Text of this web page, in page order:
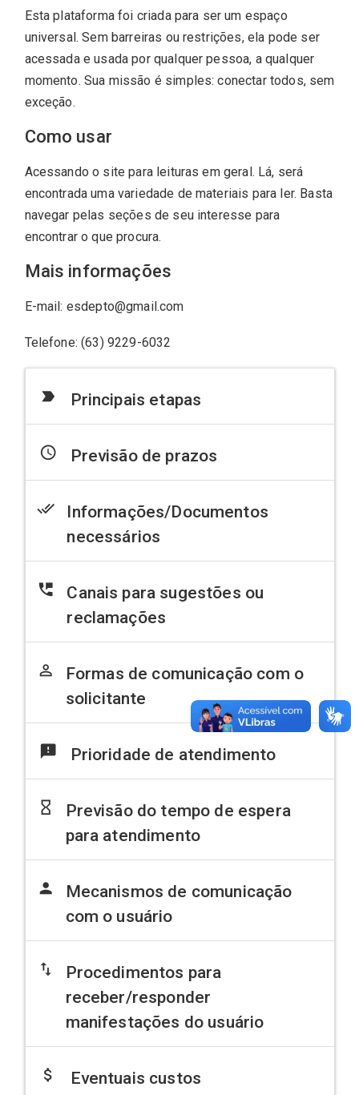
Esta plataforma foi criada para ser um espaço
universal. Sem barreiras ou restrições, ela pode ser
acessada e usada por qualquer pessoa, a qualquer
momento. Sua missão é simples: conectar todos, sem
exceção.
Como usar
Acessando o site para leituras em geral. Lá, será
encontrada uma variedade de materiais para ler. Basta
navegar pelas seções de seu interesse para
encontrar o que procura.
Mais informações
E-mail: esdepto@gmail.com
Telefone: (63) 9229-6032
label_important Principais etapas
access_time Previsão de prazos
done_all
Informações/Documentos
necessários
perm_phone_msg
Canais para sugestões ou
reclamações
person_outline
Formas de comunicação com o
solicitante
feedback Prioridade de atendimento
hourglass_empty
Previsão do tempo de espera
para atendimento
person
Mecanismos de comunicação
com o usuário
import_export
Procedimentos para
receber/responder
manifestações do usuário
attach_money Eventuais custos